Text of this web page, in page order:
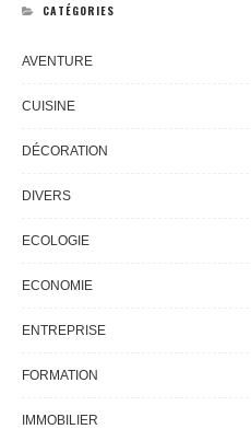
CATÉGORIES
AVENTURE
CUISINE
DÉCORATION
DIVERS
ECOLOGIE
ECONOMIE
ENTREPRISE
FORMATION
IMMOBILIER